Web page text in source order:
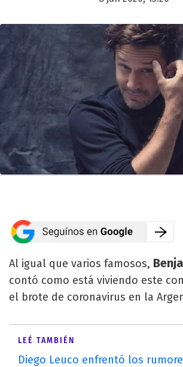
Al igual que varios famosos,
contó como está viviendo este
el brote de coronavirus en la
LEÉ TAMBIÉN
Diego Leuco enfrentó los